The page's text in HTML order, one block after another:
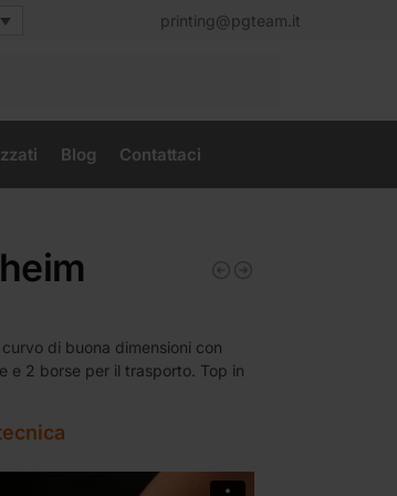
printing@pgteam.it
Blog Contattaci
di buona dimensioni con
e 2 borse per il trasporto. Top in